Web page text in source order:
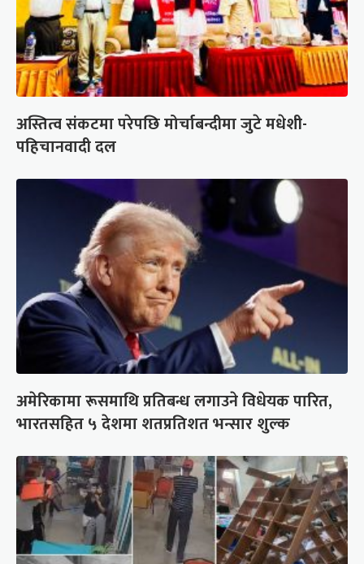
अस्तित्व संकटमा परेपछि मोर्चाबन्दीमा जुटे मधेशी-
पहिचानवादी दल
अमेरिकामा रूसमाथि प्रतिबन्ध लगाउने विधेयक पारित,
भारतसहित ५ देशमा शतप्रतिशत भन्सार शुल्क